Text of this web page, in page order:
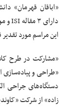
«اباقان قهرمان»
این مراسم مورد
«مشارکت در طرح
«طراحی و
دستگاه‌های جراحی
زاده» از شرکت